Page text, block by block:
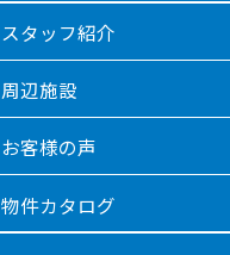
スタッフ紹介
周辺施設
お客様の声
物件カタログ